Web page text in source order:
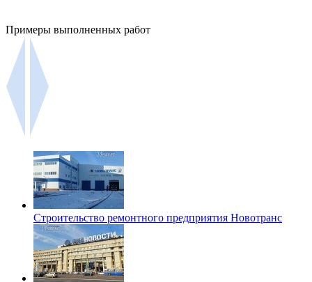
Примеры выполненных работ
Строительство ремонтного предприятия Новотранс